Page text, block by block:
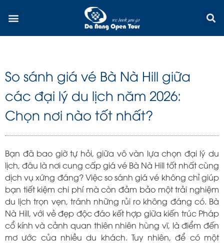
Menu
So sánh giá vé Bà Nà Hill giữa
các đại lý du lịch năm 2026:
Chọn nơi nào tốt nhất?
Bạn đã bao giờ tự hỏi, giữa vô vàn lựa chọn đại lý du
lịch, đâu là nơi cung cấp giá vé Bà Nà Hill tốt nhất cùng
dịch vụ xứng đáng? Việc so sánh giá vé không chỉ giúp
bạn tiết kiệm chi phí mà còn đảm bảo một trải nghiệm
du lịch trọn vẹn, tránh những rủi ro không đáng có. Bà
Nà Hill, với vẻ đẹp độc đáo kết hợp giữa kiến trúc Pháp
cổ kính và cảnh quan thiên nhiên hùng vĩ, là điểm đến
mơ ước của nhiều du khách. Tuy nhiên, để có một